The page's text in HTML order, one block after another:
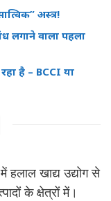
अस्त्र!
लगाने वाला पहला
है – BCCI या
हलाल खाद्य उद्योग से
के क्षेत्रों में।